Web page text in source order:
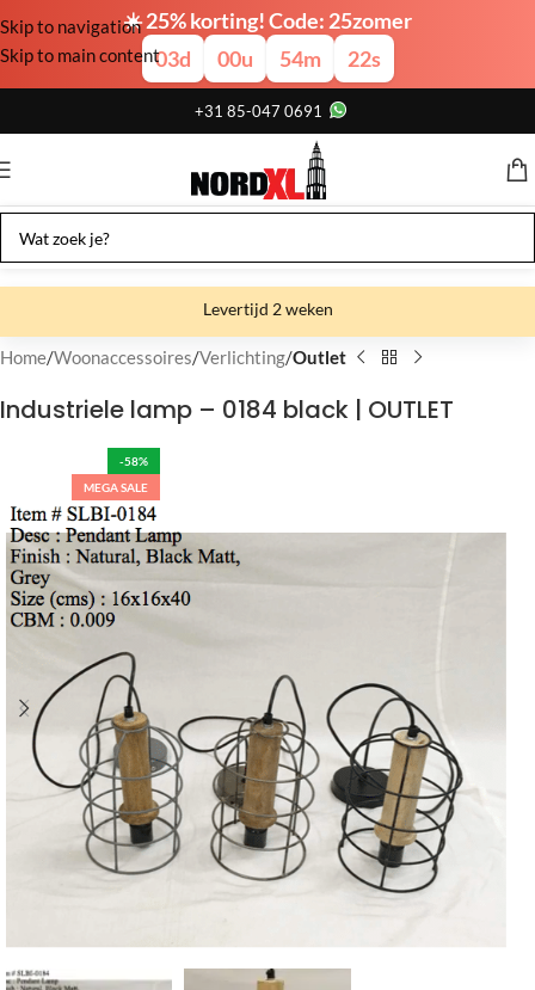
☀️ 25% korting! Code: 25zomer
03d 00u 54m 21s
Skip to navigation
Skip to main content
+31 85-047 0691
Levertijd 2 weken
Gratis verzending
Gratis afhalen
Home Woonaccessoires Verlichting Outlet
Industriele lamp – 0184 black | OUTLET
-58%
MEGA SALE